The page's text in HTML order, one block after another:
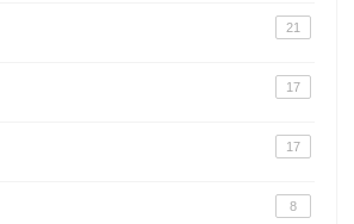
21
17
17
8